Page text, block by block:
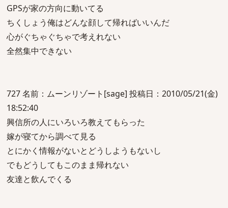
GPSが家の方向に動いてる
ちくしょう俺はどんな顔して帰ればいいんだ
心がぐちゃぐちゃで考えれない
全然集中できない
727 名前：ムーンリゾート[sage] 投稿日：2010/05/21(金)
18:52:40
興信所の人にいろいろ教えてもらった
嫁が寝てから調べて見る
とにかく情報がないとどうしようもないし
でもどうしてもこのまま帰れない
友達と飲んでくる